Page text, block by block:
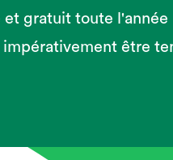
et gratuit toute l'année
être